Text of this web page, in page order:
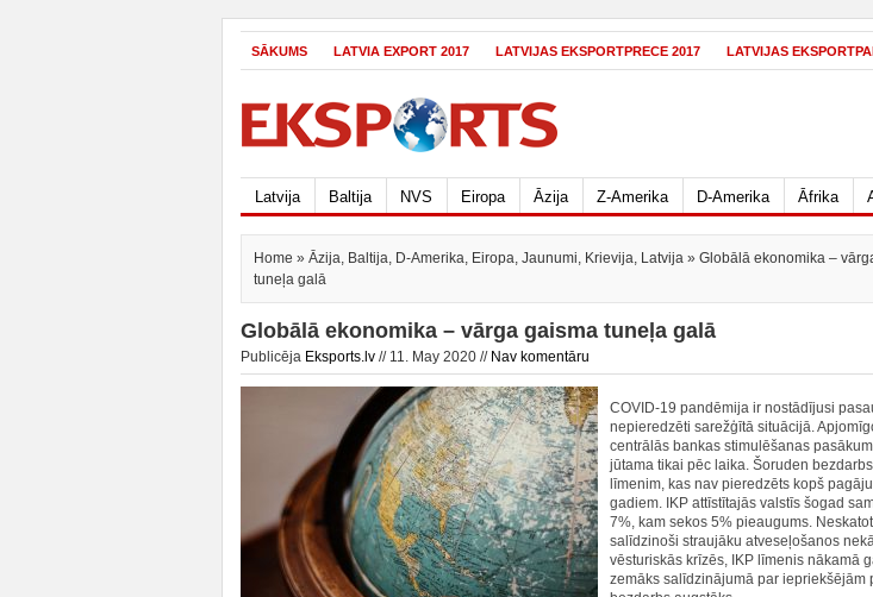
SĀKUMS LATVIA EXPORT 2017 LATVIJAS EKSPORTPRECE 2017 LATVIJAS
Latvija Baltija NVS Eiropa Āzija Z-Amerika D-Amerika Āfrika
Home » Āzija, Baltija, D-Amerika, Eiropa, Jaunumi, Krievija, Latvija » Globālā ekonomika –
tuneļa galā
Globālā ekonomika – vārga gaisma tuneļa galā
Publicēja Eksports.lv // 11. May 2020 // Nav komentāru
COVID-19 pandēmija ir nostādījusi
nepieredzēti sarežģītā situācijā.
centrālās bankas stimulēšanas
jūtama tikai pēc laika. Šoruden
līmenim, kas nav pieredzēts kopš
gadiem. IKP attīstītajās valstīs šogad
7%, kam sekos 5% pieaugums.
salīdzinoši straujāku atveseļošanos
vēsturiskās krīzēs, IKP līmenis nākamā
zemāks salīdzinājumā par iepriekšējām